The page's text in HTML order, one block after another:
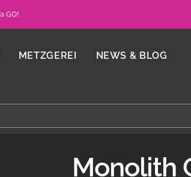
GO!
METZGEREI
NEWS & BLOG
Monolith